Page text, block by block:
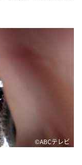
©️ABCテレビ